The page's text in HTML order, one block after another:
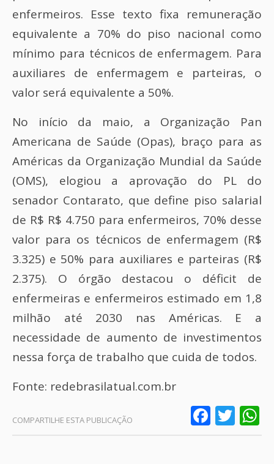
enfermeiros. Esse texto fixa remuneração
equivalente a 70% do piso nacional como
mínimo para técnicos de enfermagem. Para
auxiliares de enfermagem e parteiras, o
valor será equivalente a 50%.
No início da maio, a Organização Pan
Americana de Saúde (Opas), braço para as
Américas da Organização Mundial da Saúde
(OMS), elogiou a aprovação do PL do
senador Contarato, que define piso salarial
de R$ R$ 4.750 para enfermeiros, 70% desse
valor para os técnicos de enfermagem (R$
3.325) e 50% para auxiliares e parteiras (R$
2.375). O órgão destacou o déficit de
enfermeiras e enfermeiros estimado em 1,8
milhão até 2030 nas Américas. E a
necessidade de aumento de investimentos
nessa força de trabalho que cuida de todos.
Fonte: redebrasilatual.com.br